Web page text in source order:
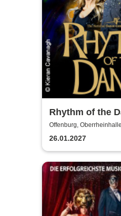
Rhythm of the
2027
Offenburg,
26.01.2027